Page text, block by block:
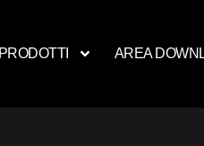
PRODOTTI AREA